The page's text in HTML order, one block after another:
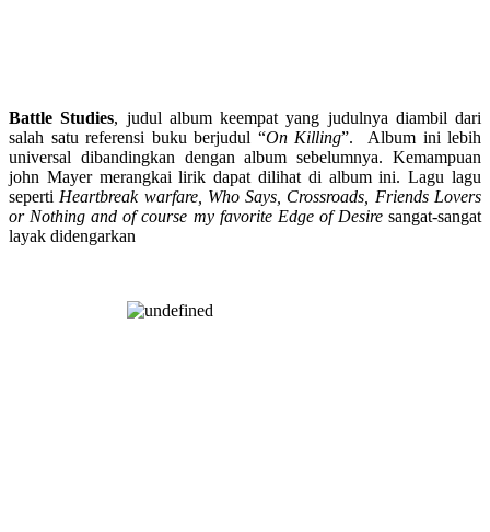
Battle Studies, judul album keempat yang judulnya diambil dari
salah satu referensi buku berjudul “On Killing”. Album ini lebih
universal dibandingkan dengan album sebelumnya. Kemampuan
john Mayer merangkai lirik dapat dilihat di album ini. Lagu lagu
seperti Heartbreak warfare, Who Says, Crossroads, Friends Lovers
or Nothing and of course my favorite Edge of Desiresangat-sangat
layak didengarkan